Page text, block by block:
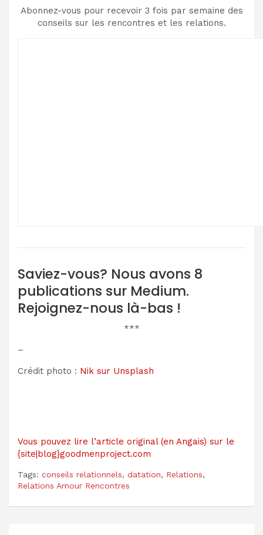
Abonnez-vous pour recevoir 3 fois par semaine des
conseils sur les rencontres et les relations.
Saviez-vous? Nous avons 8
publications sur Medium.
Rejoignez-nous là-bas !
***
–
Crédit photo : Nik sur Unsplash
Vous pouvez lire l’article original (en Angais) sur le
{site|blog}goodmenproject.com
Tags: conseils relationnels, datation, Relations,
Relations Amour Rencontres